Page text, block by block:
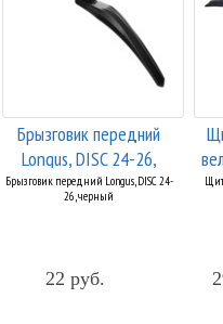
Брызговик передний
Longus, DISC 24-26,
черный
Брызговик передний Longus, DISC 24-
26, черный
22 руб.